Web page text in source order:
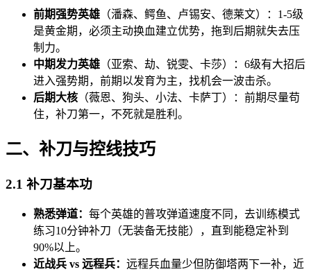
前期强势英雄 （潘森、鳄鱼、卢锡安、德莱文）：1-5级
是黄金期，必须主动换血建立优势，拖到后期就失去压
制力。
中期发力英雄 （亚索、劫、锐雯、卡莎）：6级有大招后
进入强势期，前期以发育为主，找机会一波击杀。
后期大核 （薇恩、狗头、小法、卡萨丁）：前期尽量苟
住，补刀第一，不死就是胜利。
二、补刀与控线技巧
2.1 补刀基本功
熟悉弹道： 每个英雄的普攻弹道速度不同，去训练模式
练习10分钟补刀（无装备无技能），直到能稳定补到
90%以上。
近战兵 vs 远程兵： 远程兵血量少但防御塔两下一补，近